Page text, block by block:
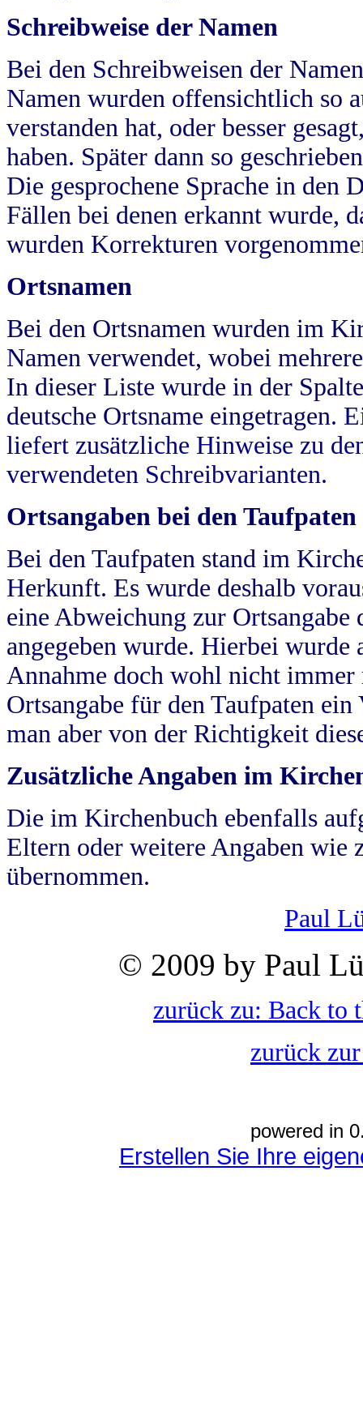
Schreibweise der Namen
Bei den Schreibweisen der
Namen wurden offensichtlich so
verstanden hat, oder besser
haben. Später dann so
Die gesprochene Sprache in
Fällen bei denen erkannt wurde,
wurden Korrekturen
Ortsnamen
Bei den Ortsnamen wurden im
Namen verwendet, wobei
In dieser Liste wurde in der
deutsche Ortsname eingetragen.
liefert zusätzliche Hinweise zu
verwendeten Schreibvarianten.
Ortsangaben bei den Taufpaten
Bei den Taufpaten stand im
Herkunft. Es wurde deshalb
eine Abweichung zur
angegeben wurde. Hierbei wurde
Annahme doch wohl nicht
Ortsangabe für den Taufpaten
man aber von der Richtigkeit
Zusätzliche Angaben im
Die im Kirchenbuch ebenfalls
Eltern oder weitere Angaben wie
übernommen.
Paul
© 2009 by Paul
zurück zu: Back to
zurück
powered in
Erstellen Sie Ihre